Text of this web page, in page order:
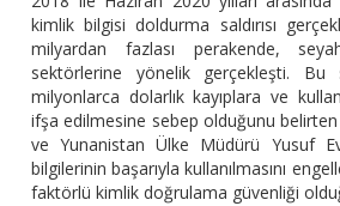
kimlik bilgisi doldurma saldırısı
milyardan fazlası perakende,
sektörlerine yönelik gerçekleşti. Bu
milyonlarca dolarlık kayıplara ve
ifşa edilmesine sebep olduğunu
ve Yunanistan Ülke Müdürü Yusuf
bilgilerinin başarıyla kullanılmasını
faktörlü kimlik doğrulama güvenliği